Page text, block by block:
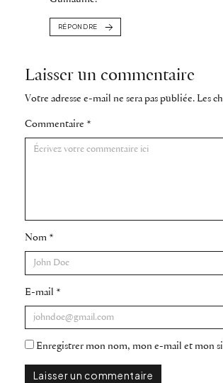
RÉPONDRE
Laisser un commentaire
Votre adresse e-mail ne sera pas publiée. Les
Commentaire *
Nom *
E-mail *
Enregistrer mon nom, mon e-mail et mon